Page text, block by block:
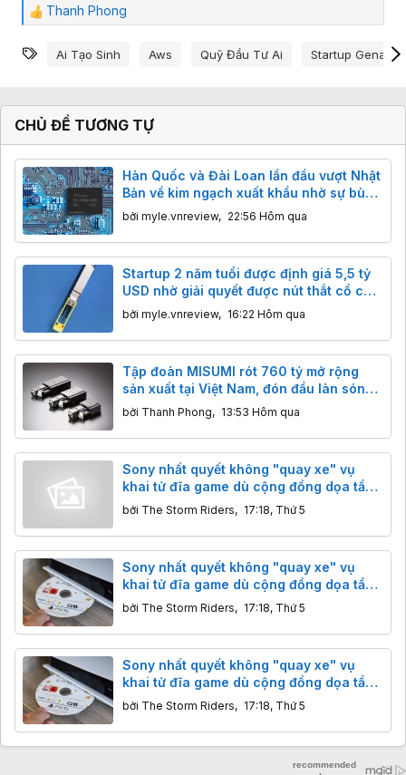
C
m
c
:
Thanh Phong
Từ khóa
Ai Tạo Sinh Aws Quỹ Đầu Tư Ai Startup Genai
CHỦ ĐỀ TƯƠNG TỰ
Hàn Quốc và Đài Loan lần đầu vượt Nhật
Bản về kim ngạch xuất khẩu nhờ sự bùng
nổ của AI
bởi myle.vnreview, 22:56 Hôm qua
Startup 2 năm tuổi được định giá 5,5 tỷ
USD nhờ giải quyết được nút thắt cổ chai
của chip AI
bởi myle.vnreview, 16:22 Hôm qua
Tập đoàn MISUMI rót 760 tỷ mở rộng
sản xuất tại Việt Nam, đón đầu làn sóng
AI và robot toàn cầu
bởi Thanh Phong, 13:53 Hôm qua
Sony nhất quyết không "quay xe" vụ
khai tử đĩa game dù cộng đồng dọa tẩy
chay
bởi The Storm Riders, 17:18, Thứ 5
Sony nhất quyết không "quay xe" vụ
khai tử đĩa game dù cộng đồng dọa tẩy
chay
bởi The Storm Riders, 17:18, Thứ 5
Sony nhất quyết không "quay xe" vụ
khai tử đĩa game dù cộng đồng dọa tẩy
chay
bởi The Storm Riders, 17:18, Thứ 5